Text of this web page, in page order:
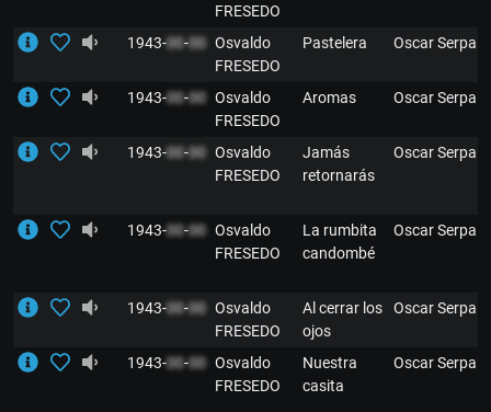
FRESEDO
1943-00-00 Osvaldo
FRESEDO
Pastelera Oscar Serpa
1943-00-00 Osvaldo
FRESEDO
Aromas Oscar Serpa
1943-00-00 Osvaldo
FRESEDO
Jamás
retornarás
Oscar Serpa
1943-00-00 Osvaldo
FRESEDO
La rumbita
candombé
Oscar Serpa
1943-00-00 Osvaldo
FRESEDO
Al cerrar los
ojos
Oscar Serpa
1943-00-00 Osvaldo
FRESEDO
Nuestra
casita
Oscar Serpa